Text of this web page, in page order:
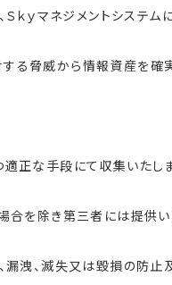
ｙマネジメントシステム
る脅威から情報資産を確
正な手段にて収集いたしま
を除き第三者には提供い
洩、滅失又は毀損の防止